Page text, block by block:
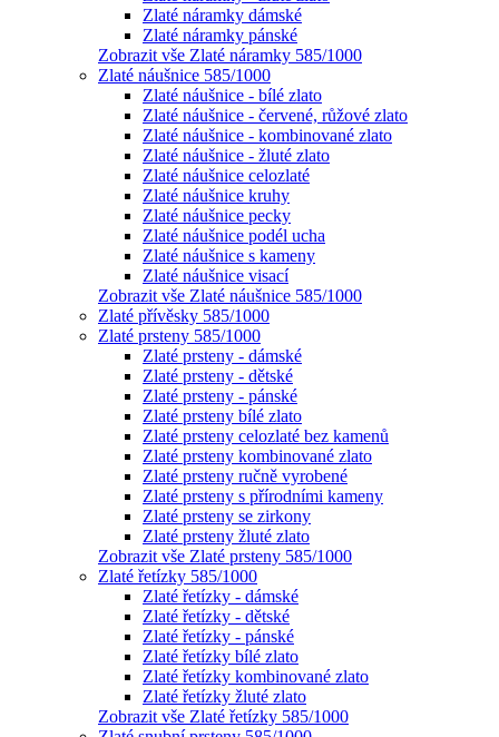
Zlaté náramky dámské
Zlaté náramky pánské
Zobrazit vše Zlaté náramky 585/1000
Zlaté náušnice 585/1000
Zlaté náušnice - bílé zlato
Zlaté náušnice - červené, růžové zlato
Zlaté náušnice - kombinované zlato
Zlaté náušnice - žluté zlato
Zlaté náušnice celozlaté
Zlaté náušnice kruhy
Zlaté náušnice pecky
Zlaté náušnice podél ucha
Zlaté náušnice s kameny
Zlaté náušnice visací
Zobrazit vše Zlaté náušnice 585/1000
Zlaté přívěsky 585/1000
Zlaté prsteny 585/1000
Zlaté prsteny - dámské
Zlaté prsteny - dětské
Zlaté prsteny - pánské
Zlaté prsteny bílé zlato
Zlaté prsteny celozlaté bez kamenů
Zlaté prsteny kombinované zlato
Zlaté prsteny ručně vyrobené
Zlaté prsteny s přírodními kameny
Zlaté prsteny se zirkony
Zlaté prsteny žluté zlato
Zobrazit vše Zlaté prsteny 585/1000
Zlaté řetízky 585/1000
Zlaté řetízky - dámské
Zlaté řetízky - dětské
Zlaté řetízky - pánské
Zlaté řetízky bílé zlato
Zlaté řetízky kombinované zlato
Zlaté řetízky žluté zlato
Zobrazit vše Zlaté řetízky 585/1000